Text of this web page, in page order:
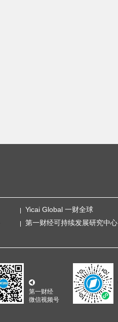
Yicai Global 一财全球
第一财经可持续发展研究中心
第一财经
微信视频号